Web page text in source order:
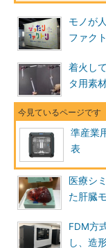
モノが
ファク
着火し
タ用素
準産業
表
医療シ
た肝臓
FDM方
し、造